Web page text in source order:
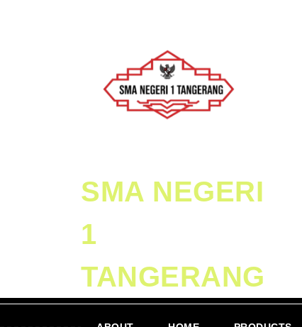
SMA NEGERI
1
TANGERANG